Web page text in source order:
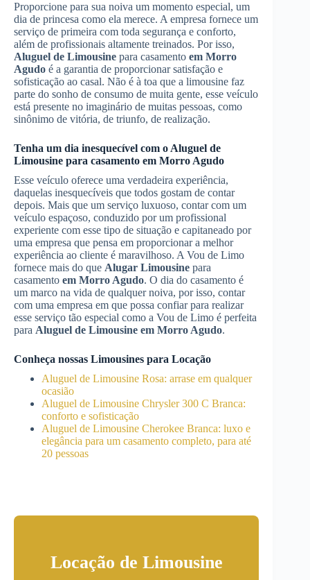
Proporcione para sua noiva um momento especial, um
dia de princesa como ela merece. A empresa fornece um
serviço de primeira com toda segurança e conforto,
além de profissionais altamente treinados. Por isso,
Aluguel de Limousine para casamento em Morro
Agudo é a garantia de proporcionar satisfação e
sofisticação ao casal. Não é à toa que a limousine faz
parte do sonho de consumo de muita gente, esse veículo
está presente no imaginário de muitas pessoas, como
sinônimo de vitória, de triunfo, de realização.
Tenha um dia inesquecível com o Aluguel de
Limousine para casamento em Morro Agudo
Esse veículo oferece uma verdadeira experiência,
daquelas inesquecíveis que todos gostam de contar
depois. Mais que um serviço luxuoso, contar com um
veículo espaçoso, conduzido por um profissional
experiente com esse tipo de situação e capitaneado por
uma empresa que pensa em proporcionar a melhor
experiência ao cliente é maravilhoso. A Vou de Limo
fornece mais do que Alugar Limousine para
casamento em Morro Agudo. O dia do casamento é
um marco na vida de qualquer noiva, por isso, contar
com uma empresa em que possa confiar para realizar
esse serviço tão especial como a Vou de Limo é perfeita
para Aluguel de Limousine em Morro Agudo.
Conheça nossas Limousines para Locação
Aluguel de Limousine Rosa: arrase em qualquer
ocasião
Aluguel de Limousine Chrysler 300 C Branca:
conforto e sofisticação
Aluguel de Limousine Cherokee Branca: luxo e
elegância para um casamento completo, para até
20 pessoas
Locação de Limousine